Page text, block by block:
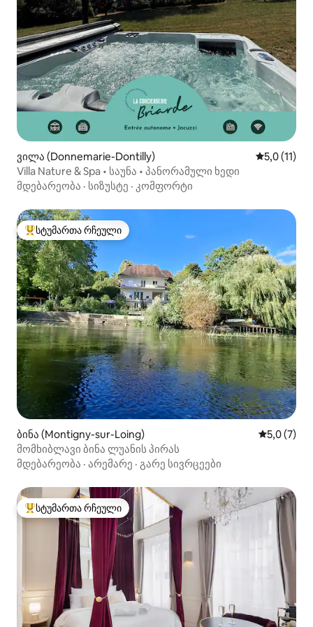
ვილა (Donnemarie-Dontilly) საშუალო
5,0 (11)
Villa Nature & Spa • საუნა • პანორამული ხედი
მდებარეობა · სიზუსტე · კომფორტი
სტუმართა რჩეული მოწინავე ვარიანტი
სტუმართა რჩეული
ბინა (Montigny-sur-Loing) საშუალო
5,0 (7)
მომხიბლავი ბინა ლუანის პირას
მდებარეობა · არემარე · გარე სივრცეები
სტუმართა რჩეული მოწინავე ვარიანტი
სტუმართა რჩეული